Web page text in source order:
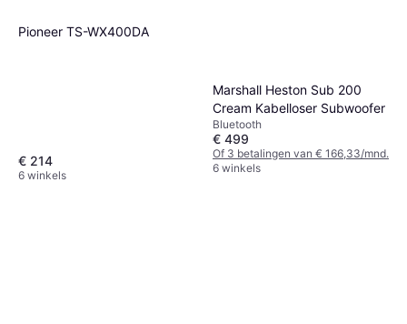
Pioneer TS-WX400DA
€ 214
6 winkels
Marshall Heston Sub 200
Cream Kabelloser Subwoofer
Bluetooth
€ 499
Of 3 betalingen van € 166,33/mnd.
6 winkels